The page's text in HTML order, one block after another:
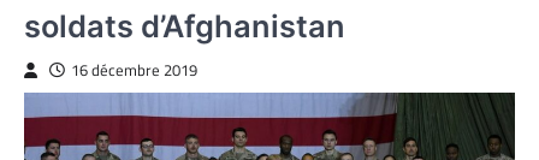
soldats d’Afghanistan
16 décembre 2019